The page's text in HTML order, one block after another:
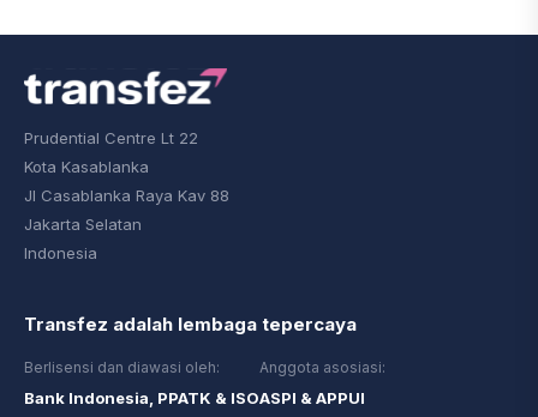
Prudential Centre Lt 22
Kota Kasablanka
Jl Casablanka Raya Kav 88
Jakarta Selatan
Indonesia
Transfez adalah lembaga tepercaya
Berlisensi dan diawasi oleh:
Bank Indonesia, PPATK & ISO
Anggota asosiasi:
ASPI & APPUI